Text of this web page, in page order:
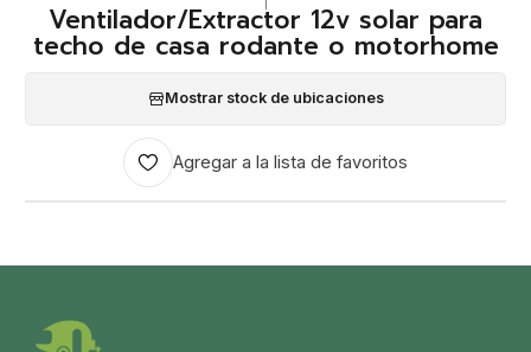
Ventilador/Extractor 12v solar para
techo de casa rodante o motorhome
Mostrar stock de ubicaciones
Agregar a la lista de favoritos